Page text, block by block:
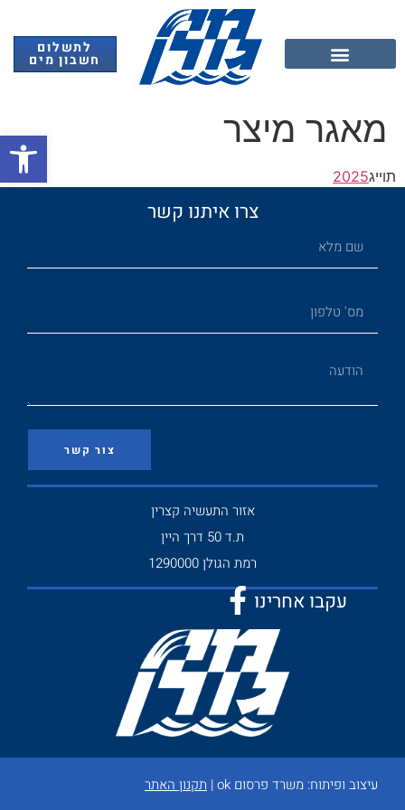
לתשלום
חשבון מים
מאגר מיצר
תוייג2025
צרו איתנו קשר
צור קשר
אזור התעשיה קצרין
ת.ד 50 דרך היין
רמת הגולן 1290000
עקבו אחרינו
עיצוב ופיתוח: משרד פרסום ok | תקנון האתר